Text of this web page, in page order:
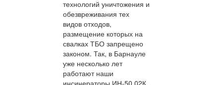
технологий уничтожения и
обезвреживания тех
видов отходов,
размещение которых на
свалках ТБО запрещено
законом. Так, в Барнауле
уже несколько лет
работают наши
инсинераторы ИН-50.02К,